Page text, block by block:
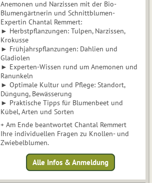
Anemonen und Narzissen mit der Bio-
Blumengärtnerin und Schnittblumen-
Expertin Chantal Remmert:
► Herbstpflanzungen: Tulpen, Narzissen,
Krokusse
► Frühjahrspflanzungen: Dahlien und
Gladiolen
► Experten-Wissen rund um Anemonen und
Ranunkeln
► Optimale Kultur und Pflege: Standort,
Düngung, Bewässerung
► Praktische Tipps für Blumenbeet und
Kübel, Arten und Sorten
+ Am Ende beantwortet Chantal Remmert
Ihre individuellen Fragen zu Knollen- und
Zwiebelblumen.
Alle Infos & Anmeldung